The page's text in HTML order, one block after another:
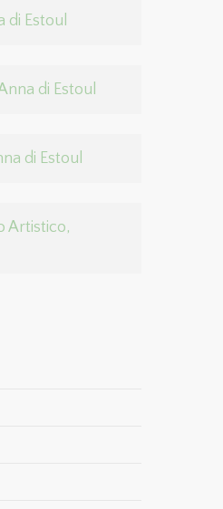
di Estoul
di Estoul
di Estoul
Artistico,